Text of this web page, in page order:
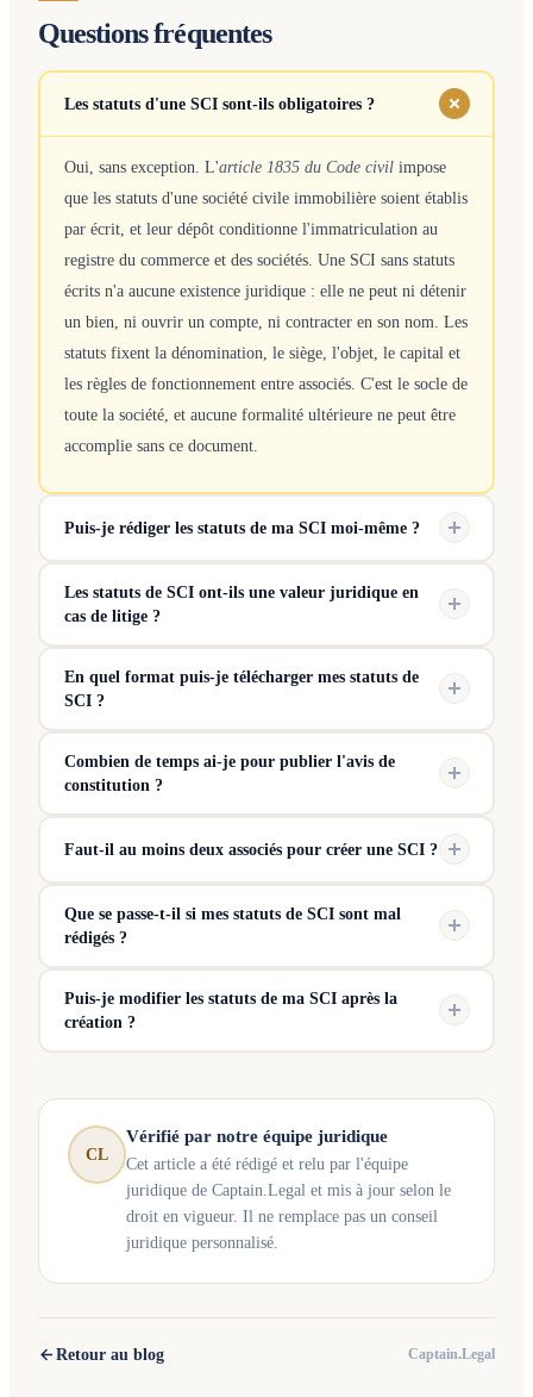
Questions fréquentes
Les statuts d'une SCI sont-ils obligatoires ?
Oui, sans exception. L'article 1835 du Code civilimpose
que les statuts d'une société civile immobilière soient établis
par écrit, et leur dépôt conditionne l'immatriculation au
registre du commerce et des sociétés. Une SCI sans statuts
écrits n'a aucune existence juridique : elle ne peut ni détenir
un bien, ni ouvrir un compte, ni contracter en son nom. Les
statuts fixent la dénomination, le siège, l'objet, le capital et
les règles de fonctionnement entre associés. C'est le socle de
toute la société, et aucune formalité ultérieure ne peut être
accomplie sans ce document.
Puis-je rédiger les statuts de ma SCI moi-même ?
Les statuts de SCI ont-ils une valeur juridique en
cas de litige ?
En quel format puis-je télécharger mes statuts de
SCI ?
Combien de temps ai-je pour publier l'avis de
constitution ?
Faut-il au moins deux associés pour créer une SCI ?
Que se passe-t-il si mes statuts de SCI sont mal
rédigés ?
Puis-je modifier les statuts de ma SCI après la
création ?
CL
Vérifié par notre équipe juridique
Cet article a été rédigé et relu par l'équipe
juridique de Captain.Legal et mis à jour selon le
droit en vigueur. Il ne remplace pas un conseil
juridique personnalisé.
Retour au blog Captain.Legal